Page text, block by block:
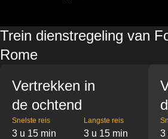
Trein dienstregeling van
Rome
Vertrekken in
de ochtend
Snelste reis
3 u 15 min
Langste reis
3 u 15 min 3